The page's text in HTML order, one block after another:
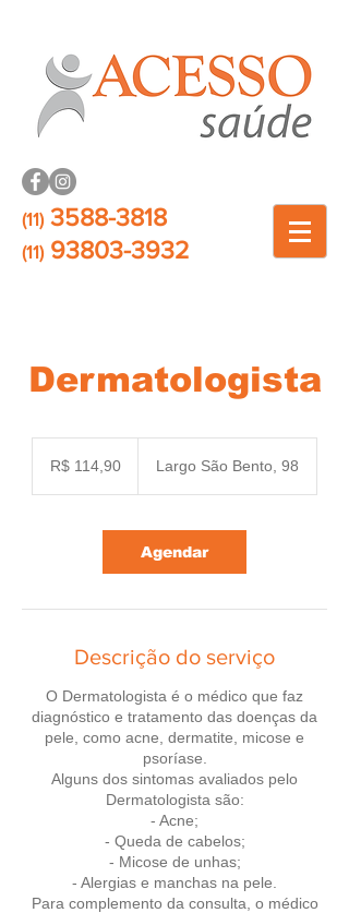
(11)3588-3818
(11)93803-3932
Dermatologista
brasileiros
R$ 114,90 Largo São Bento, 98
Agendar
Descrição do serviço
O Dermatologista é o médico que faz
diagnóstico e tratamento das doenças da
pele, como acne, dermatite, micose e
psoríase.
Alguns dos sintomas avaliados pelo
Dermatologista são:
- Acne;
- Queda de cabelos;
- Micose de unhas;
- Alergias e manchas na pele.
Para complemento da consulta, o médico